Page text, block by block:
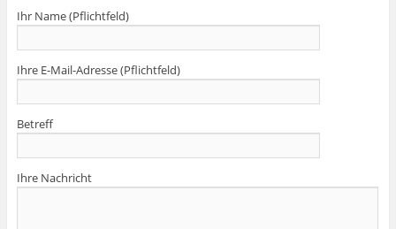
Ihr Name (Pflichtfeld)
Ihre E-Mail-Adresse (Pflichtfeld)
Betreff
Ihre Nachricht